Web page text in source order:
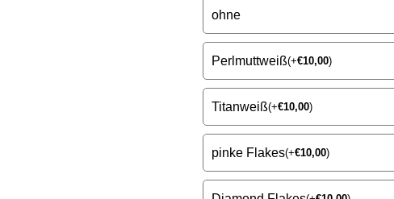
ohne
Perlmuttweiß(+€10,00)
Titanweiß(+€10,00)
pinke Flakes(+€10,00)